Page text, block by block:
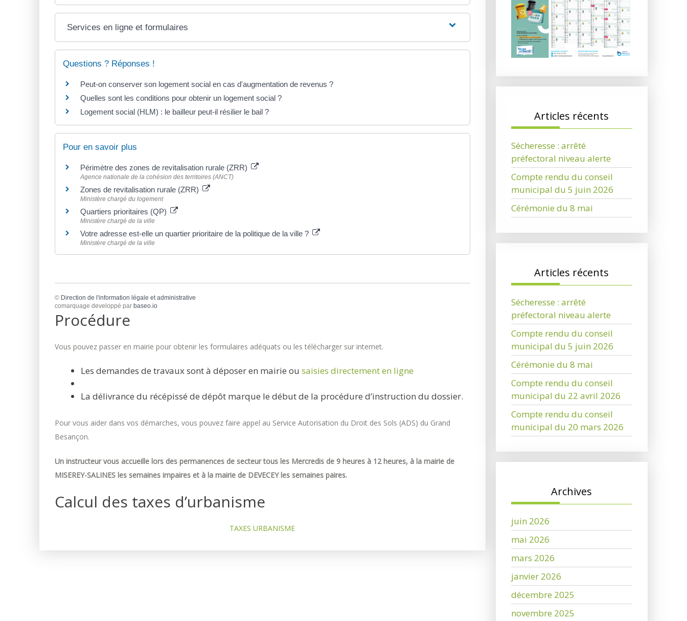
Services en ligne et formulaires
Questions ? Réponses !
Peut-on conserver son logement social en cas d'augmentation de revenus ?
Quelles sont les conditions pour obtenir un logement social ?
Logement social (HLM) : le bailleur peut-il résilier le bail ?
Pour en savoir plus
Périmètre des zones de revitalisation rurale (ZRR)
Agence nationale de la cohésion des territoires (ANCT)
Zones de revitalisation rurale (ZRR)
Ministère chargé du logement
Quartiers prioritaires (QP)
Ministère chargé de la ville
Votre adresse est-elle un quartier prioritaire de la politique de la ville ?
Ministère chargé de la ville
© Direction de l'information légale et administrative
comarquage developpé par baseo.io
Procédure
Vous pouvez passer en mairie pour obtenir les formulaires adéquats ou les télécharger sur internet.
Les demandes de travaux sont à déposer en mairie ou saisies directement en ligne
La délivrance du récépissé de dépôt marque le début de la procédure d’instruction du dossier.
Pour vous aider dans vos démarches, vous pouvez faire appel au Service Autorisation du Droit des Sols (ADS) du Grand
Besançon.
Un instructeur vous accueille lors des permanences de secteur tous les Mercredis de 9 heures à 12 heures, à la mairie de
MISEREY-SALINES les semaines impaires et à la mairie de DEVECEY les semaines paires.
Calcul des taxes d’urbanisme
TAXES URBANISME
Articles récents
Sécheresse : arrêté
préfectoral niveau alerte
Compte rendu du conseil
municipal du 5 juin 2026
Cérémonie du 8 mai
Articles récents
Sécheresse : arrêté
préfectoral niveau alerte
Compte rendu du conseil
municipal du 5 juin 2026
Cérémonie du 8 mai
Compte rendu du conseil
municipal du 22 avril 2026
Compte rendu du conseil
municipal du 20 mars 2026
Archives
juin 2026
mai 2026
mars 2026
janvier 2026
décembre 2025
novembre 2025